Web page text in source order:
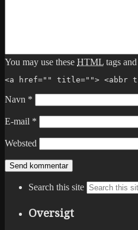
You may use these HTML tags
<a href="" title=""> <abbr
Navn *
E-mail *
Websted
Search this site
Oversigt